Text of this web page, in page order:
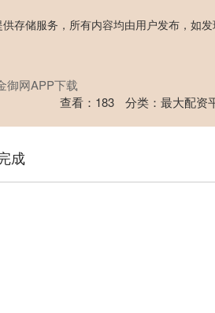
存储服务，所有内容均由用户发布，如
御网APP下载
查看： 183 分类： 最大配资
成